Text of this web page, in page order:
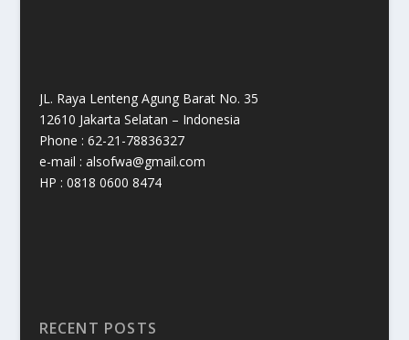
JL. Raya Lenteng Agung Barat No. 35
12610 Jakarta Selatan – Indonesia
Phone : 62-21-78836327
e-mail : alsofwa@gmail.com
HP : 0818 0600 8474
RECENT POSTS